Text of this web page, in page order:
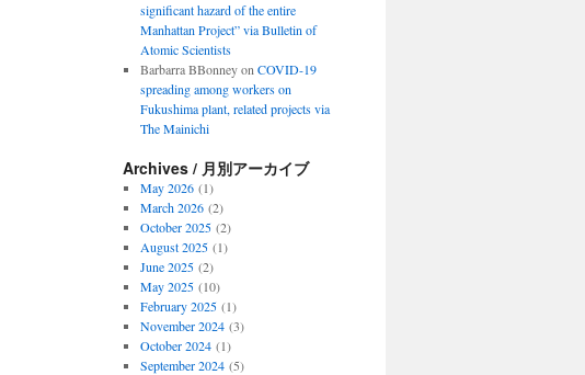
significant hazard of the entire
Manhattan Project” via Bulletin of
Atomic Scientists
Barbarra BBonneyon COVID-19
spreading among workers on
Fukushima plant, related projects via
The Mainichi
Archives / 月別アーカイブ
May 2026(1)
March 2026(2)
October 2025(2)
August 2025(1)
June 2025(2)
May 2025(10)
February 2025(1)
November 2024(3)
October 2024(1)
September 2024(5)